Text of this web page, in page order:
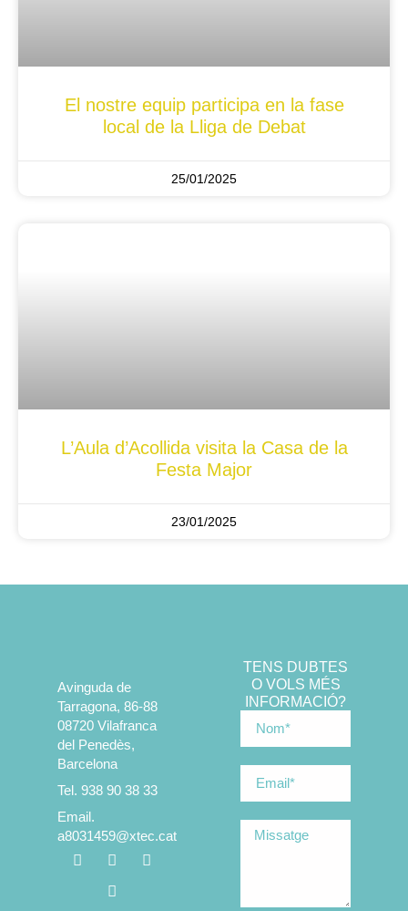
El nostre equip participa en la fase
local de la Lliga de Debat
25/01/2025
L’Aula d’Acollida visita la Casa de la
Festa Major
23/01/2025
Avinguda de
Tarragona, 86-88
08720 Vilafranca
del Penedès,
Barcelona
Tel. 938 90 38 33
Email.
a8031459@xtec.cat
TENS DUBTES
O VOLS MÉS
INFORMACIÓ?